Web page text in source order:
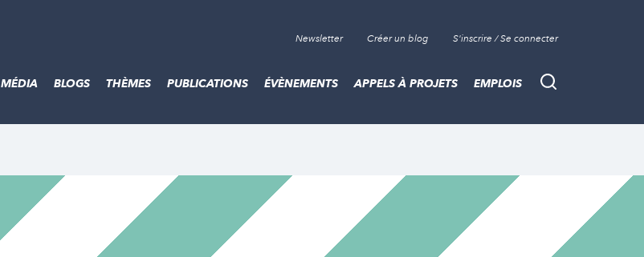
Newsletter Créer un blog S'inscrire / Se connecter
Recherche
MÉDIA BLOGS THÈMES PUBLICATIONS ÉVÈNEMENTS APPELS À PROJETS EMPLOIS